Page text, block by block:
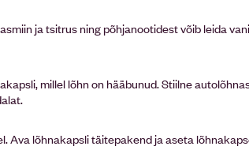
ja tsitrus ning põhjanootidest võib leida
millel lõhn on hääbunud. Stiilne
lõhnakapsli täitepakend ja aseta